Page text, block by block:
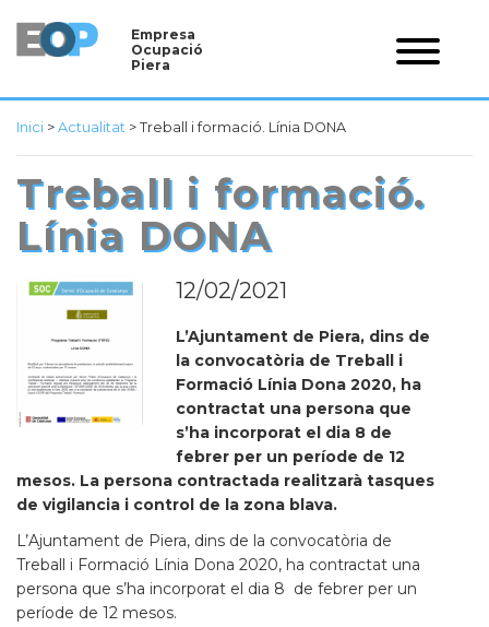
Empresa
Ocupació
Piera
Inici > Actualitat > Treball i formació. Línia DONA
Treball i formació.
Línia DONA
12/02/2021
L’Ajuntament de Piera, dins de
la convocatòria de Treball i
Formació Línia Dona 2020, ha
contractat una persona que
s’ha incorporat el dia 8 de
febrer per un període de 12
mesos. La persona contractada realitzarà tasques
de vigilancia i control de la zona blava.
L’Ajuntament de Piera, dins de la convocatòria de
Treball i Formació Línia Dona 2020, ha contractat una
persona que s’ha incorporat el dia 8 de febrer per un
període de 12 mesos.